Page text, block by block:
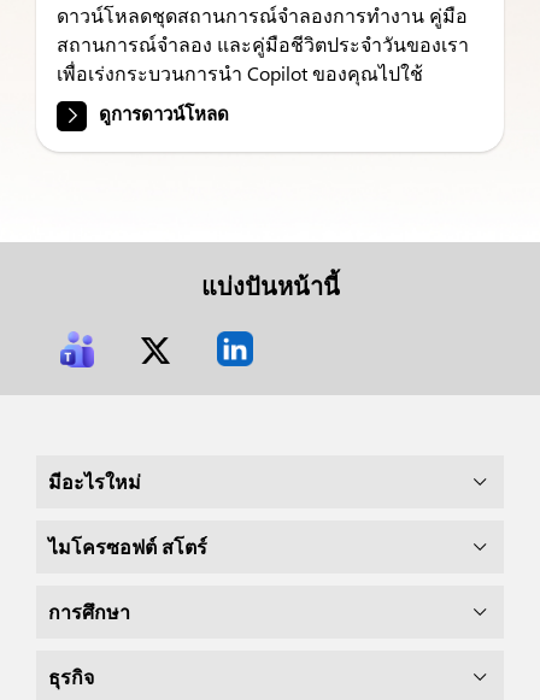
ดาวน์โหลดชุดสถานการณ์จำลองการทำงาน คู่มือ
สถานการณ์จำลอง และคู่มือชีวิตประจำวันของเรา
เพื่อเร่งกระบวนการนำ Copilot ของคุณไปใช้
ดูการดาวน์โหลด
แบ่งปันหน้านี้
มีอะไรใหม่
ไมโครซอฟต์ สโตร์
การศึกษา
ธุรกิจ